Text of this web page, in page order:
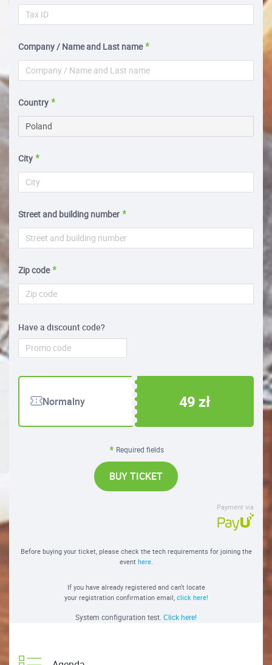
Company / Name and Last name
Country
City
Street and building number
Zip code
Have a discount code?
Normalny 49 zł
Required fields
BUY TICKET
Payment via
Before buying your ticket, please check the tech requirements for joining the
event here.
If you have already registered and can't locate
your registration confirmation email, click here!
System configuration test. Click here!